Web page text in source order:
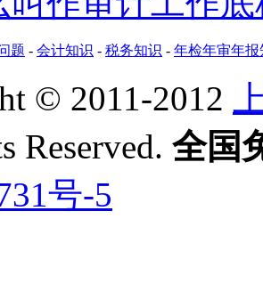
题 - 会计知识 - 税务知识 - 年检年审年报
© 2011-2012
Reserved. 全国
号-5